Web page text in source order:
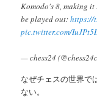
Komodo's 8, making
be played out:https://
pic.twitter.com/
— chess24
なぜチェスの世界で
ない。